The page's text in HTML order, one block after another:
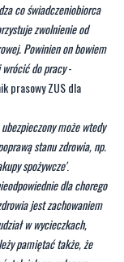
co świadczeniobiorca
zwolnienie od
Powinien on bowiem
do pracy-
prasowy ZUS dla
może wtedy
stanu zdrowia, np.
spożywcze'.
dla chorego
jest zachowaniem
w wycieczkach,
pamiętać także, że